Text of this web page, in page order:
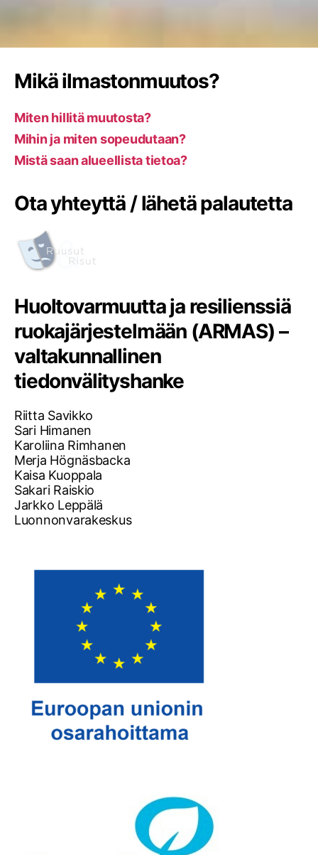
Mikä ilmastonmuutos?
Miten hillitä muutosta?
Mihin ja miten sopeudutaan?
Mistä saan alueellista tietoa?
Ota yhteyttä / lähetä palautetta
Huoltovarmuutta ja resilienssiä
ruokajärjestelmään (ARMAS) –
valtakunnallinen
tiedonvälityshanke
Riitta Savikko
Sari Himanen
Karoliina Rimhanen
Merja Högnäsbacka
Kaisa Kuoppala
Sakari Raiskio
Jarkko Leppälä
Luonnonvarakeskus